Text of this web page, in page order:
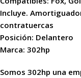
Incluye.
contratuercas
Posición: Delantero
Marca: 302hp
Somos 302hp una